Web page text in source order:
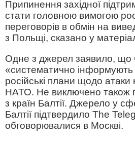
Припинення західної
стати головною вимогою
переговорів в обмін на
з Польщі, сказано у
Одне з джерел заявило,
«систематично
російські плани щодо
НАТО. Не виключено також
з країн Балтії. Джерело у
Балтії підтвердило The
обговорювалися в Москві.